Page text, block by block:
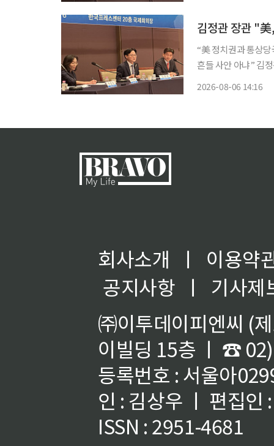
김정관 장관 "
“美 정치권과 통상
흔들 사안 아냐” 김정관 산업통상부 장관이 쿠팡 개인정보 유출 사태를 둘러싼 한미 간 시각
2026-08-06 14:16
회사소개 ㅣ
이용약
공지사항
ㅣ
기사제
㈜이투데이피엔씨 (
이빌딩 15층 ㅣ ☎
등록번호 : 서울아
인 : 김상우 ㅣ 편집인
ISSN : 2951-4681